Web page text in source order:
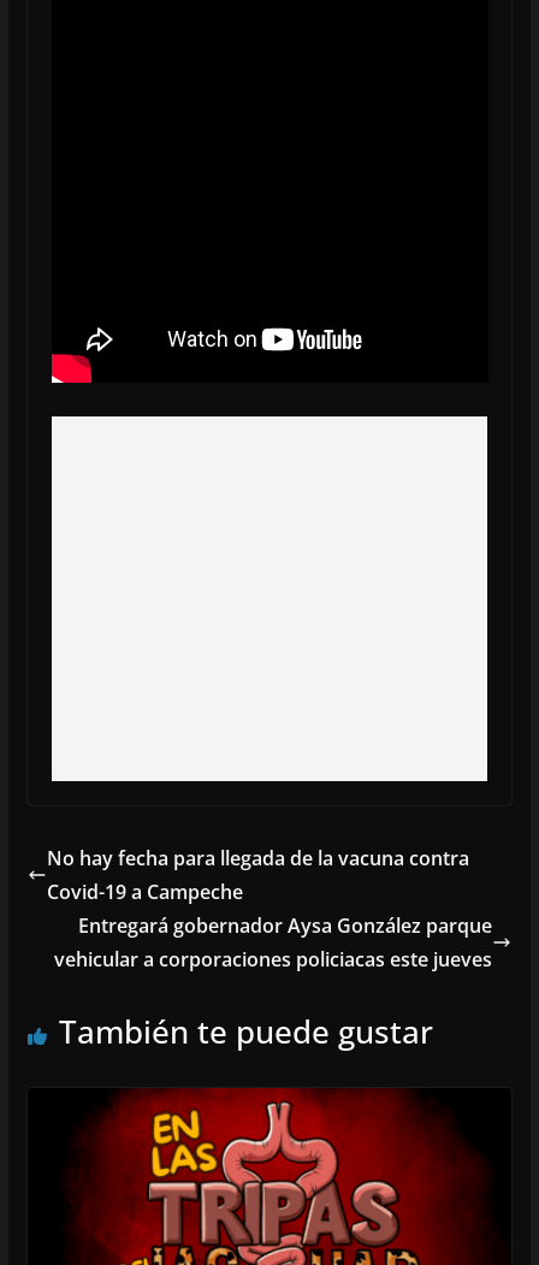
No hay fecha para llegada de la vacuna contra
Covid-19 a Campeche
Entregará gobernador Aysa González parque
vehicular a corporaciones policiacas este jueves
También te puede gustar